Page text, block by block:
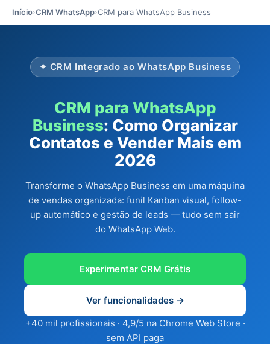
Início›CRM WhatsApp›CRM para WhatsApp Business
✦ CRM Integrado ao WhatsApp Business
CRM para WhatsApp
Business: Como Organizar
Contatos e Vender Mais em
2026
Transforme o WhatsApp Business em uma máquina
de vendas organizada: funil Kanban visual, follow-
up automático e gestão de leads — tudo sem sair
do WhatsApp Web.
Experimentar CRM Grátis
Ver funcionalidades →
+40 mil profissionais · 4,9/5 na Chrome Web Store ·
sem API paga